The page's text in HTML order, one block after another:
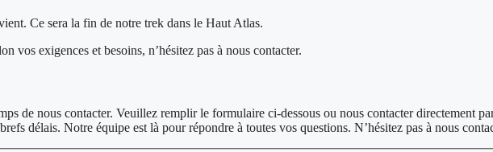
Ce sera la fin de notre trek dans le Haut Atlas.
vos exigences et besoins, n’hésitez pas à nous contacter.
de nous contacter. Veuillez remplir le formulaire ci-dessous ou nous contacter directement
délais. Notre équipe est là pour répondre à toutes vos questions. N’hésitez pas à nous